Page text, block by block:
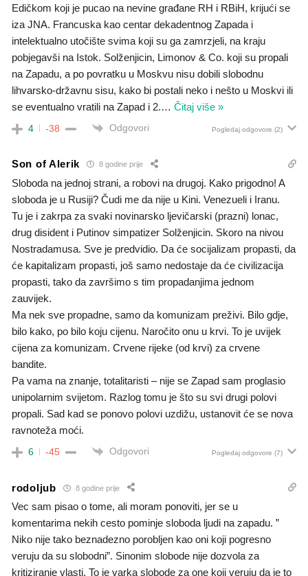
Edičkom koji je pucao na nevine građane RH i RBiH, krijući se
iza JNA. Francuska kao centar dekadentnog Zapada i
intelektualno utočište svima koji su ga zamrzjeli, na kraju
pobjegavši na Istok. Solženjicin, Limonov & Co. koji su propali
na Zapadu, a po povratku u Moskvu nisu dobili slobodnu
lihvarsko-državnu sisu, kako bi postali neko i nešto u Moskvi ili
se eventualno vratili na Zapad i 2.… Čitaj više »
4 -38 Odgovori Pogledaj odgovore (2)
Son of Alerik 8 godine prije
Sloboda na jednoj strani, a robovi na drugoj. Kako prigodno! A
sloboda je u Rusiji? Čudi me da nije u Kini. Venezueli i Iranu.
Tu je i zakrpa za svaki novinarsko ljevičarski (prazni) lonac,
drug disident i Putinov simpatizer Solženjicin. Skoro na nivou
Nostradamusa. Sve je predvidio. Da će socijalizam propasti, da
će kapitalizam propasti, još samo nedostaje da će civilizacija
propasti, tako da završimo s tim propadanjima jednom
zauvijek.
Ma nek sve propadne, samo da komunizam preživi. Bilo gdje,
bilo kako, po bilo koju cijenu. Naročito onu u krvi. To je uvijek
cijena za komunizam. Crvene rijeke (od krvi) za crvene
bandite.
Pa vama na znanje, totalitaristi – nije se Zapad sam proglasio
unipolarnim svijetom. Razlog tomu je što su svi drugi polovi
propali. Sad kad se ponovo polovi uzdižu, ustanovit će se nova
ravnoteža moći.
6 -45 Odgovori Pogledaj odgovore (7)
rodoljub 8 godine prije
Vec sam pisao o tome, ali moram ponoviti, jer se u
komentarima nekih cesto pominje sloboda ljudi na zapadu. ”
Niko nije tako beznadezno porobljen kao oni koji pogresno
veruju da su slobodni”. Sinonim slobode nije dozvola za
kritiziranje vlasti. To je varka slobode za one koji veruju da je to